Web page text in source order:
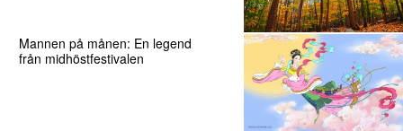
Mannen på månen: En legend
från midhöstfestivalen